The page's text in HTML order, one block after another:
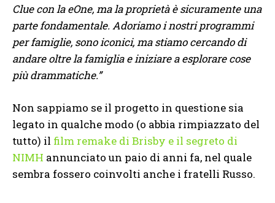
Clue con la eOne, ma la proprietà è sicuramente una
parte fondamentale. Adoriamo i nostri programmi
per famiglie, sono iconici, ma stiamo cercando di
andare oltre la famiglia e iniziare a esplorare cose
più drammatiche.”
Non sappiamo se il progetto in questione sia
legato in qualche modo (o abbia rimpiazzato del
tutto) il film remake di Brisby e il segreto di
NIMH annunciato un paio di anni fa, nel quale
sembra fossero coinvolti anche i fratelli Russo.